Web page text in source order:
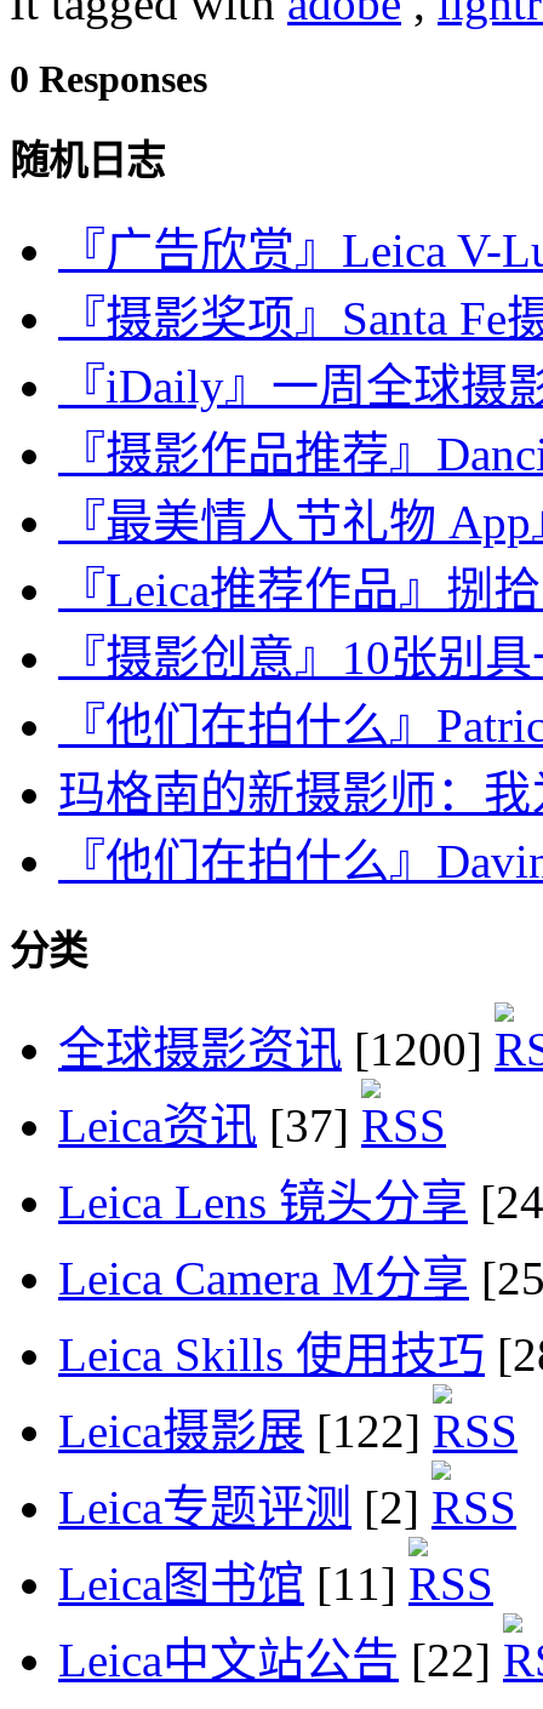
0 Responses
随机日志
『广告欣赏』Leica V-
『摄影奖项』Santa
『iDaily』一周全球摄
『摄影作品推荐』
『最美情人节礼物
『Leica推荐作品』捌
『摄影创意』10张别
『他们在拍什么』
玛格南的新摄影师：
『他们在拍什么』
分类
全球摄影资讯 [1200]
Leica资讯 [37]
Leica Lens 镜头分享
Leica Camera M分享
Leica Skills 使用技巧
Leica摄影展 [122]
Leica专题评测 [2]
Leica图书馆 [11]
Leica中文站公告 [22]